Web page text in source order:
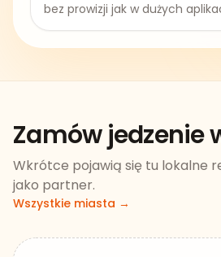
bez prowizji jak w dużych
Zamów jedzenie
Wkrótce pojawią się tu lokalne
jako partner.
Wszystkie miasta →